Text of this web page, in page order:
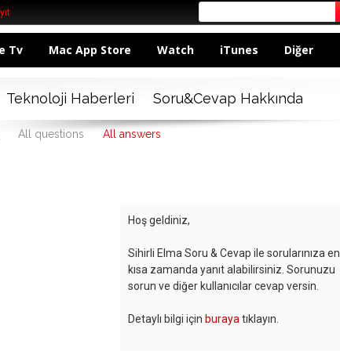
Tv Mac App Store Watch iTunes Diğer
Teknoloji Haberleri Soru&Cevap Hakkında
All questions All answers
Hoş geldiniz,
Sihirli Elma Soru & Cevap ile sorularınıza en
kısa zamanda yanıt alabilirsiniz. Sorunuzu
sorun ve diğer kullanıcılar cevap versin.
Detaylı bilgi için buraya tıklayın.